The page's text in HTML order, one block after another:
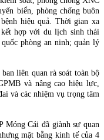
biển, phòng chống buôn
hiệu quả. Thời gian xa
hợp với du lịch sinh thái
phòng an ninh; quản lý
liên quan rà soát toàn bộ
và nâng cao hiệu lực,
và các nhiệm vụ trọng tâm
Cái đã giành sự quan
mặt bằng kinh tế của 4